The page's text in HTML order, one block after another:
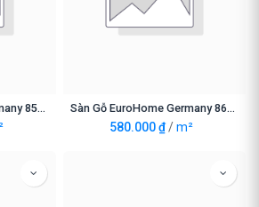
Sàn Gỗ EuroHome Germany 8529 Sàn Gỗ EuroHome Germany 8630-12mm
580.000₫ /m²